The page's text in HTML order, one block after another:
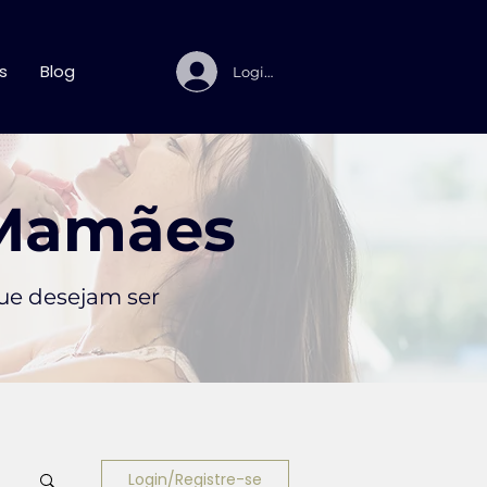
Blog Login
desejam ser
Login/Registre-se